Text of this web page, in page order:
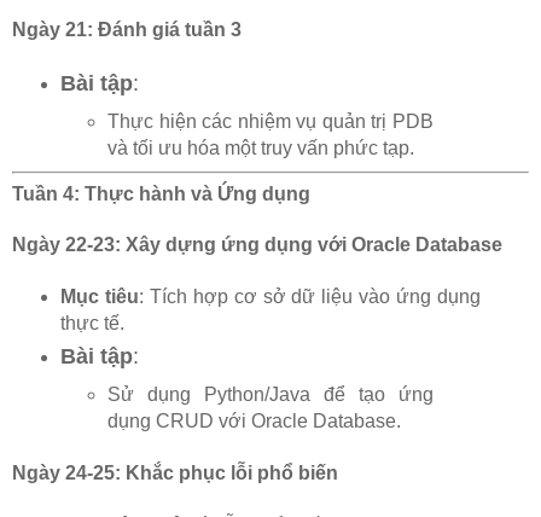
Ngày 21: Đánh giá tuần 3
Bài tập:
Thực hiện các nhiệm vụ quản trị PDB
và tối ưu hóa một truy vấn phức tạp.
Tuần 4: Thực hành và Ứng dụng
Ngày 22-23: Xây dựng ứng dụng với Oracle Database
Mục tiêu: Tích hợp cơ sở dữ liệu vào ứng dụng
thực tế.
Bài tập:
Sử dụng Python/Java để tạo ứng
dụng CRUD với Oracle Database.
Ngày 24-25: Khắc phục lỗi phổ biến